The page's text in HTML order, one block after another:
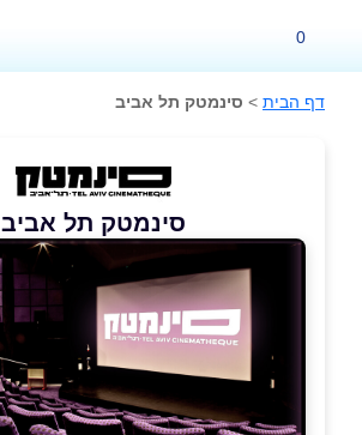
0
דף הבית > סינמטק תל אביב
סינמטק תל אביב